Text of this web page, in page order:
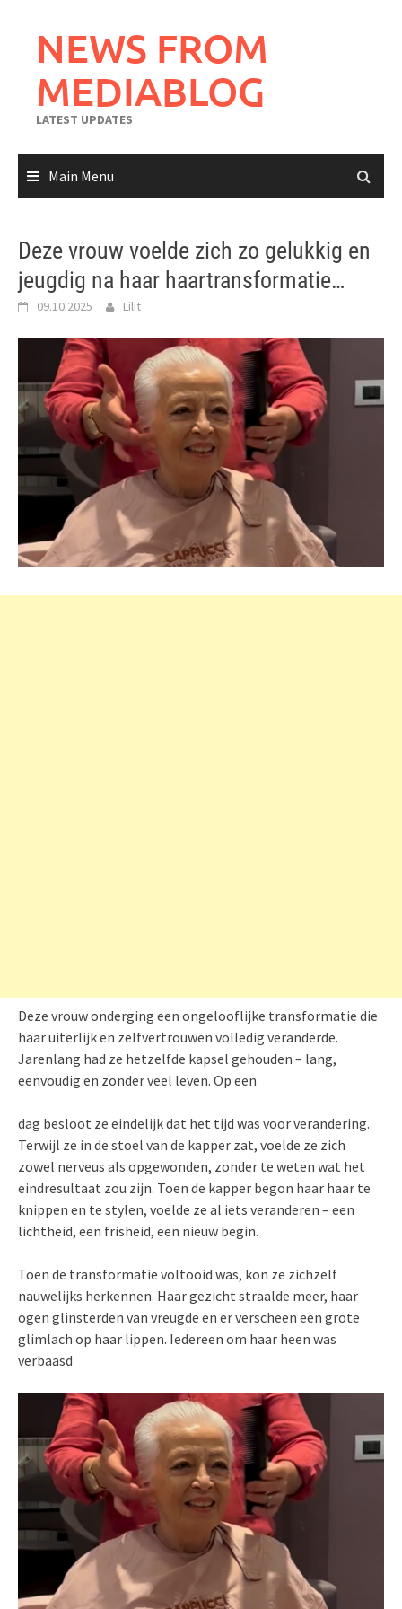
contentNEWS FROM
MEDIABLOG
LATEST UPDATES
Main Menu
Deze vrouw voelde zich zo gelukkig en
jeugdig na haar haartransformatie…
09.10.2025 Lilit
Deze vrouw onderging een ongelooflijke transformatie die
haar uiterlijk en zelfvertrouwen volledig veranderde.
Jarenlang had ze hetzelfde kapsel gehouden – lang,
eenvoudig en zonder veel leven. Op een
dag besloot ze eindelijk dat het tijd was voor verandering.
Terwijl ze in de stoel van de kapper zat, voelde ze zich
zowel nerveus als opgewonden, zonder te weten wat het
eindresultaat zou zijn. Toen de kapper begon haar haar te
knippen en te stylen, voelde ze al iets veranderen – een
lichtheid, een frisheid, een nieuw begin.
Toen de transformatie voltooid was, kon ze zichzelf
nauwelijks herkennen. Haar gezicht straalde meer, haar
ogen glinsterden van vreugde en er verscheen een grote
glimlach op haar lippen. Iedereen om haar heen was
verbaasd